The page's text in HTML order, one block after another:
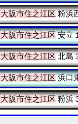
阪市住之江区粉浜
阪市住之江区安立
阪市住之江区北島
阪市住之江区浜口
阪市住之江区粉浜